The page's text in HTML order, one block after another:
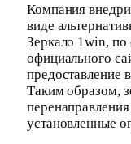
Компания
виде
Зеркало 1win, по
официального
предоставление
Таким образом,
установленные